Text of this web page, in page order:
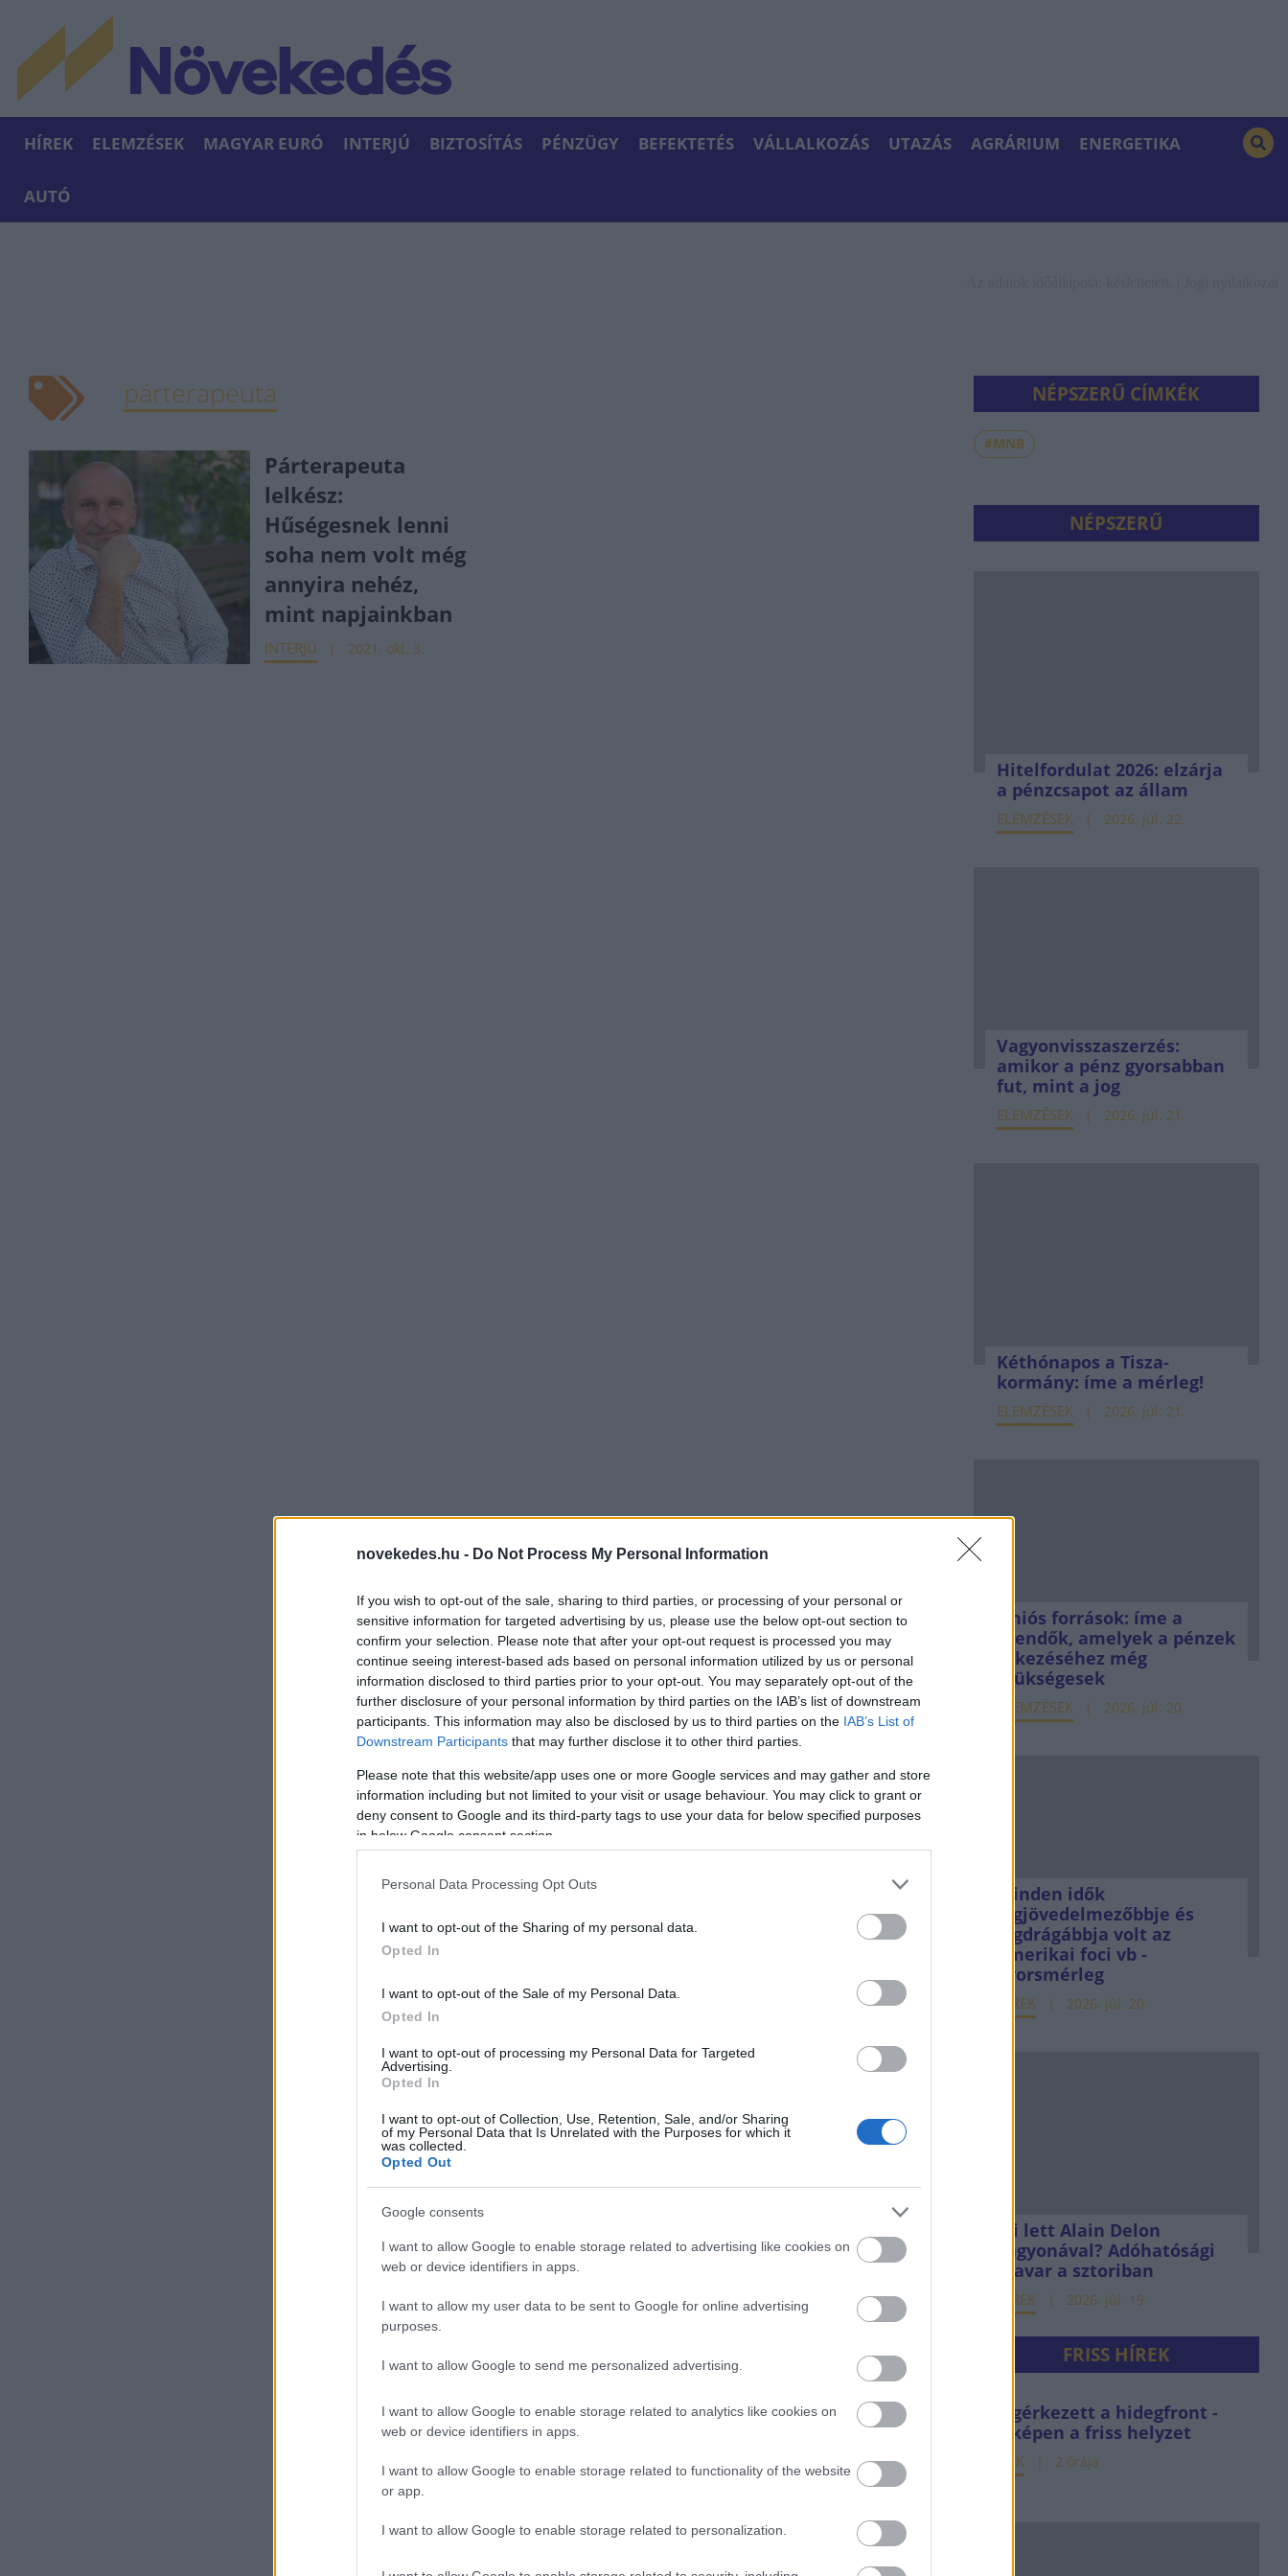
novekedes.hu - Do Not Process My Personal Information
If you wish to opt-out of the sale, sharing to third parties, or processing of your personal or
sensitive information for targeted advertising by us, please use the below opt-out section to
confirm your selection. Please note that after your opt-out request is processed you may
continue seeing interest-based ads based on personal information utilized by us or personal
information disclosed to third parties prior to your opt-out. You may separately opt-out of the
further disclosure of your personal information by third parties on the IAB’s list of downstream
participants. This information may also be disclosed by us to third parties on the IAB’s List of
Downstream Participants that may further disclose it to other third parties.
Please note that this website/app uses one or more Google services and may gather and store
information including but not limited to your visit or usage behaviour. You may click to grant or
deny consent to Google and its third-party tags to use your data for below specified purposes
in below Google consent section.
Personal Data Processing Opt Outs
I want to opt-out of the Sharing of my personal data.
Opted In
I want to opt-out of the Sale of my Personal Data.
Opted In
I want to opt-out of processing my Personal Data for Targeted
Advertising.
Opted In
I want to opt-out of Collection, Use, Retention, Sale, and/or Sharing
of my Personal Data that Is Unrelated with the Purposes for which it
was collected.
Opted Out
Google consents
I want to allow Google to enable storage related to advertising like cookies on
web or device identifiers in apps.
I want to allow my user data to be sent to Google for online advertising
purposes.
I want to allow Google to send me personalized advertising.
I want to allow Google to enable storage related to analytics like cookies on
web or device identifiers in apps.
I want to allow Google to enable storage related to functionality of the website
or app.
I want to allow Google to enable storage related to personalization.
HÍREK ELEMZÉSEK MAGYAR EURÓ INTERJÚ BIZTOSÍTÁS PÉNZÜGY BEFEKTETÉS VÁLLALKOZÁS UTAZÁS AGRÁRIUM ENERGETIKA
AUTÓ
párterapeuta
Párterapeuta
lelkész:
Hűségesnek lenni
soha nem volt még
annyira nehéz,
mint napjainkban
INTERJÚ 2021. okt. 3.
NÉPSZERŰ CÍMKÉK
#MNB
NÉPSZERŰ
Hitelfordulat 2026: elzárja
a pénzcsapot az állam
ELEMZÉSEK 2026. júl. 22.
Vagyonvisszaszerzés:
amikor a pénz gyorsabban
fut, mint a jog
ELEMZÉSEK 2026. júl. 21.
Kéthónapos a Tisza-
kormány: íme a mérleg!
ELEMZÉSEK 2026. júl. 21.
Uniós források: íme a
teendők, amelyek a pénzek
érkezéséhez még
szükségesek
ELEMZÉSEK 2026. júl. 20.
Minden idők
legjövedelmezőbbje és
legdrágábbja volt az
amerikai foci vb -
gyorsmérleg
HÍREK 2026. júl. 20.
Mi lett Alain Delon
vagyonával? Adóhatósági
csavar a sztoriban
HÍREK 2026. júl. 19.
FRISS HÍREK
Megérkezett a hidegfront -
térképen a friss helyzet
HÍREK 2 órája